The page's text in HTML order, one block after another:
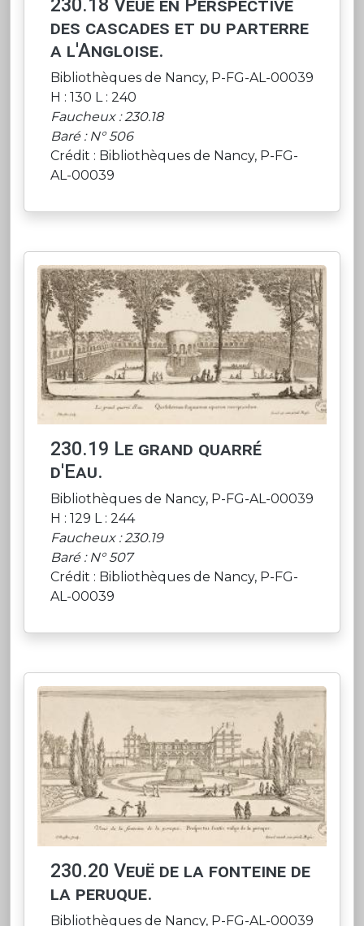
230.18 Veuë en Perspective
des cascades et du parterre
a l'Angloise.
Bibliothèques de Nancy, P-FG-AL-00039
H : 130 L : 240
Faucheux : 230.18
Baré : N° 506
Crédit : Bibliothèques de Nancy, P-FG-
AL-00039
230.19 Le grand quarré
d'Eau.
Bibliothèques de Nancy, P-FG-AL-00039
H : 129 L : 244
Faucheux : 230.19
Baré : N° 507
Crédit : Bibliothèques de Nancy, P-FG-
AL-00039
230.20 Veuë de la fonteine de
la peruque.
Bibliothèques de Nancy, P-FG-AL-00039